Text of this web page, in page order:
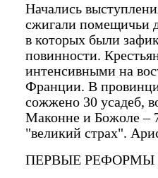
Начались
сжигали помещичьи
в которых были
повинности.
интенсивными на
Франции. В
сожжено 30 усадеб,
Маконне и Божоле –
"великий страх".
ПЕРВЫЕ РЕФОРМЫ